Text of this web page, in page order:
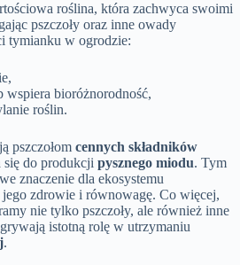
roślina, która zachwyca swoimi
pszczoły oraz inne owady
tymianku w ogrodzie:
wspiera bioróżnorodność,
roślin.
pszczołom cennych składników
się do produkcji pysznego miodu. Tym
znaczenie dla ekosystemu
zdrowie i równowagę. Co więcej,
nie tylko pszczoły, ale również inne
istotną rolę w utrzymaniu
.